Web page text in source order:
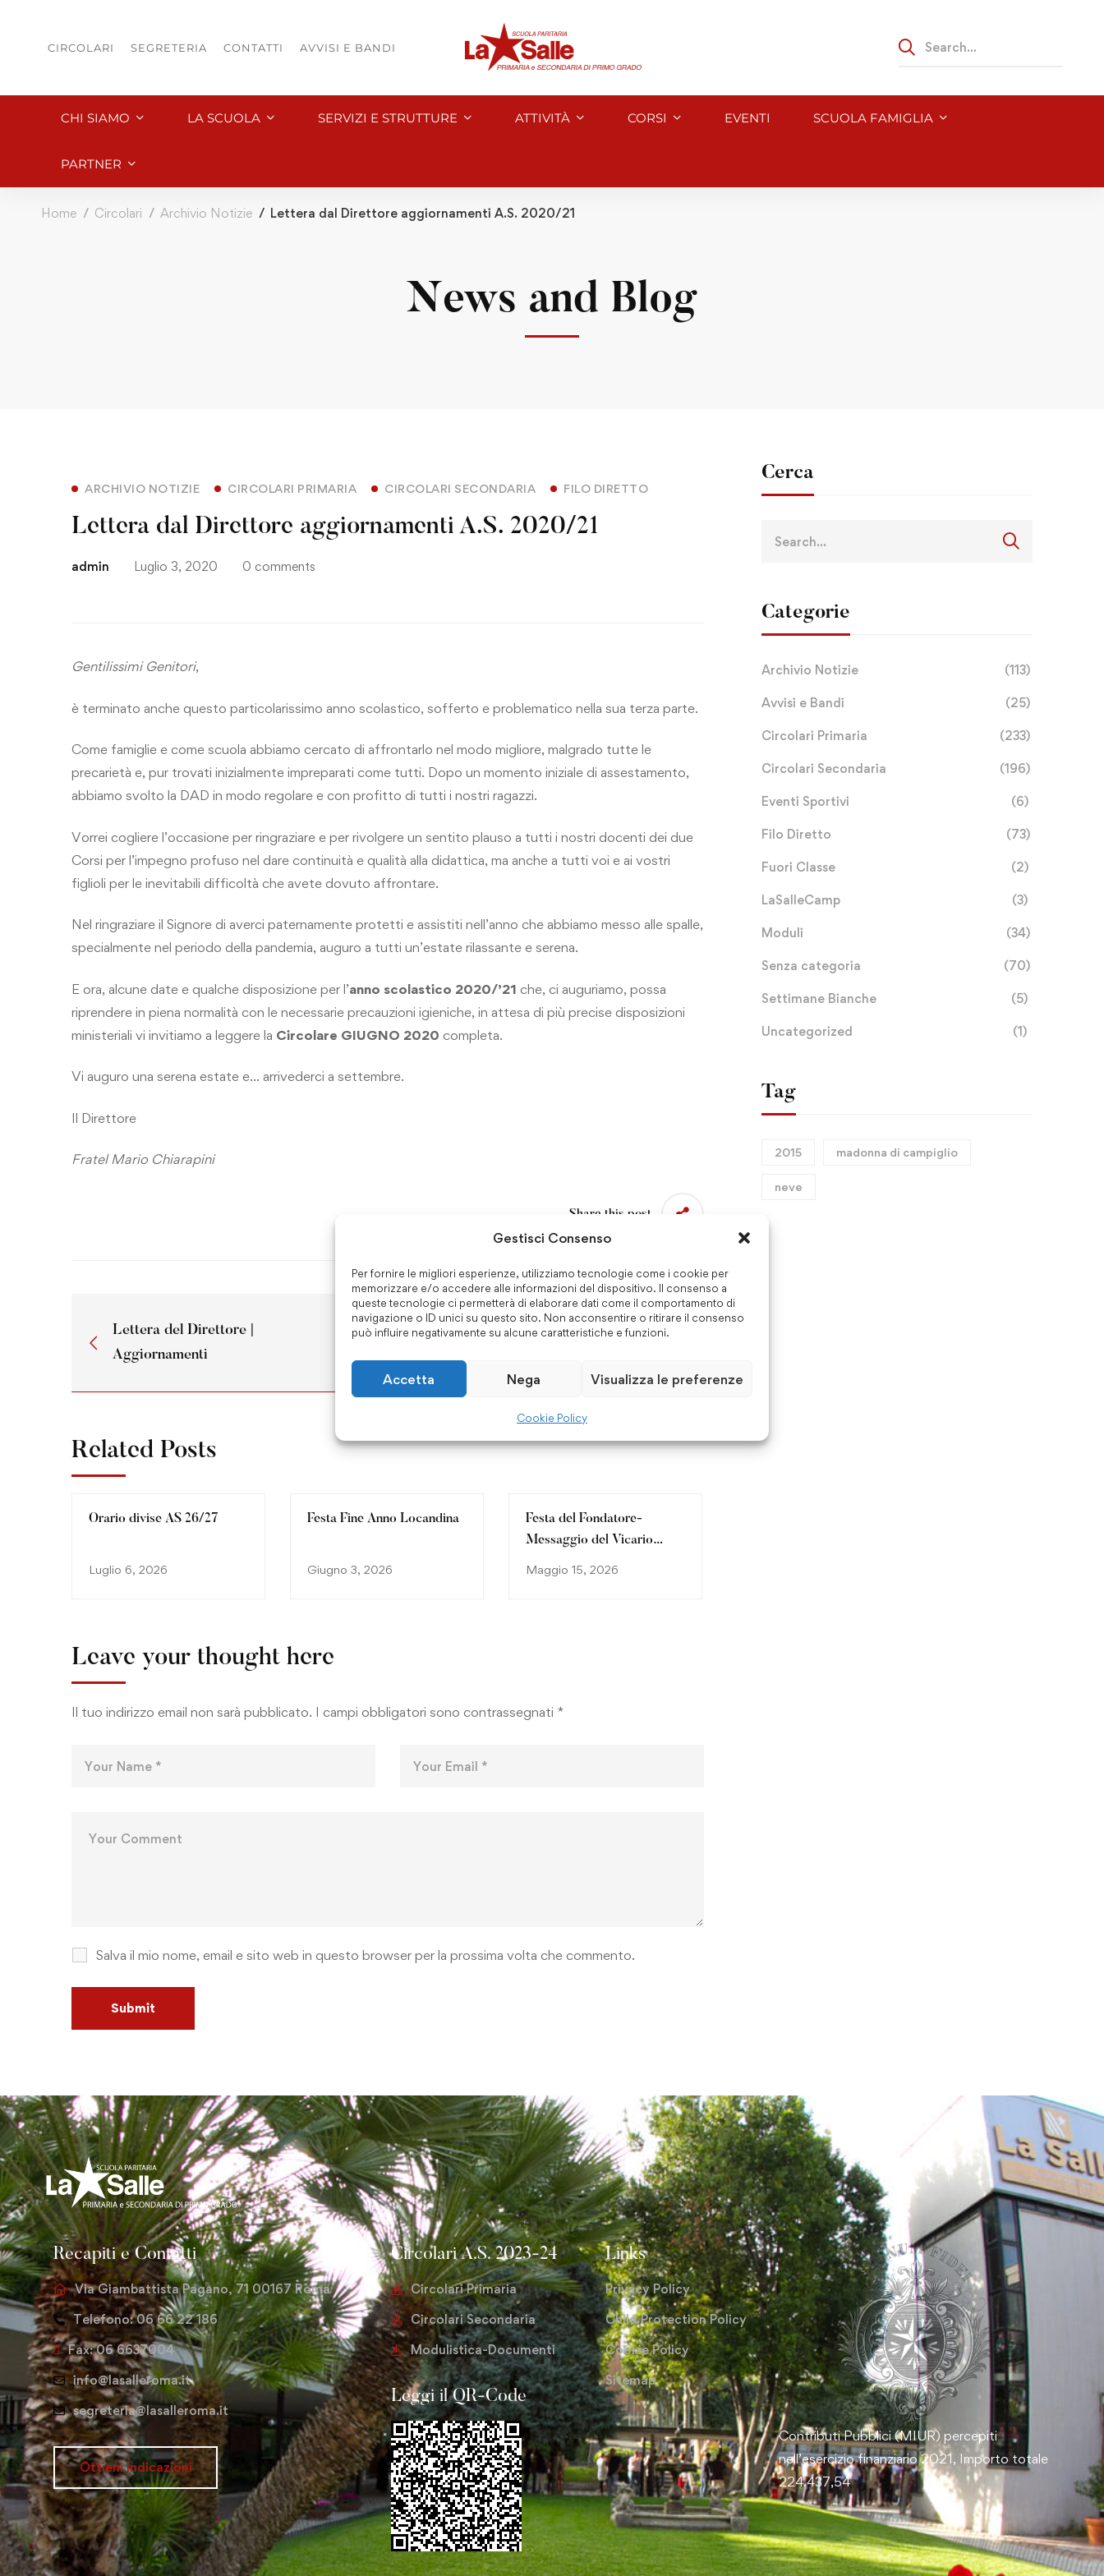
Gestisci Consenso
Per fornire le migliori esperienze, utilizziamo tecnologie come i cookie per
memorizzare e/o accedere alle informazioni del dispositivo. Il consenso a
queste tecnologie ci permetterà di elaborare dati come il comportamento di
navigazione o ID unici su questo sito. Non acconsentire o ritirare il consenso
può influire negativamente su alcune caratteristiche e funzioni.
Accetta Nega Visualizza le preferenze
Cookie Policy
CIRCOLARI SEGRETERIA CONTATTI AVVISI E BANDI
CHI SIAMO LA SCUOLA SERVIZI E STRUTTURE ATTIVITÀ CORSI EVENTI SCUOLA FAMIGLIA
PARTNER
Home Circolari Archivio Notizie Lettera dal Direttore aggiornamenti A.S. 2020/21
News and Blog
ARCHIVIO NOTIZIE CIRCOLARI PRIMARIA CIRCOLARI SECONDARIA FILO DIRETTO
Lettera dal Direttore aggiornamenti A.S. 2020/21
admin Luglio 3, 2020 0 comments
Gentilissimi Genitori,
è terminato anche questo particolarissimo anno scolastico, sofferto e problematico nella sua terza parte.
Come famiglie e come scuola abbiamo cercato di affrontarlo nel modo migliore, malgrado tutte le
precarietà e, pur trovati inizialmente impreparati come tutti. Dopo un momento iniziale di assestamento,
abbiamo svolto la DAD in modo regolare e con profitto di tutti i nostri ragazzi.
Vorrei cogliere l’occasione per ringraziare e per rivolgere un sentito plauso a tutti i nostri docenti dei due
Corsi per l’impegno profuso nel dare continuità e qualità alla didattica, ma anche a tutti voi e ai vostri
figlioli per le inevitabili difficoltà che avete dovuto affrontare.
Nel ringraziare il Signore di averci paternamente protetti e assistiti nell’anno che abbiamo messo alle spalle,
specialmente nel periodo della pandemia, auguro a tutti un’estate rilassante e serena.
E ora, alcune date e qualche disposizione per l’anno scolastico 2020/’21 che, ci auguriamo, possa
riprendere in piena normalità con le necessarie precauzioni igieniche, in attesa di più precise disposizioni
ministeriali vi invitiamo a leggere la Circolare GIUGNO 2020 completa.
Vi auguro una serena estate e… arrivederci a settembre.
Il Direttore
Fratel Mario Chiarapini
Share this post
Lettera del Direttore |
Aggiornamenti
Pulizia e sanificazione degli ambienti
Related Posts
Orario divise AS 26/27
Luglio 6, 2026
Festa Fine Anno Locandina
Giugno 3, 2026
Festa del Fondatore-
Messaggio del Vicario
Maggio 15, 2026
Leave your thought here
Il tuo indirizzo email non sarà pubblicato. I campi obbligatori sono contrassegnati *
Salva il mio nome, email e sito web in questo browser per la prossima volta che commento.
Cerca
Categorie
Archivio Notizie (113)
Avvisi e Bandi (25)
Circolari Primaria (233)
Circolari Secondaria (196)
Eventi Sportivi (6)
Filo Diretto (73)
Fuori Classe (2)
LaSalleCamp (3)
Moduli (34)
Senza categoria (70)
Settimane Bianche (5)
Uncategorized (1)
Tag
2015 madonna di campiglio
neve
Recapiti e Contatti
Via Giambattista Pagano, 71 00167 Roma
Telefono: 06 66 22 186
Fax: 06 6637004
info@lasalleroma.it
segreteria@lasalleroma.it
Ottieni indicazioni
Circolari A.S. 2023-24
Circolari Primaria
Circolari Secondaria
Modulistica-Documenti
Leggi il QR-Code
Links
Privacy Policy
Child Protection Policy
Cookie Policy
Sitemap
Contributi Pubblici (MIUR) percepiti
nell’esercizio finanziario 2021, Importo totale
224.437,54